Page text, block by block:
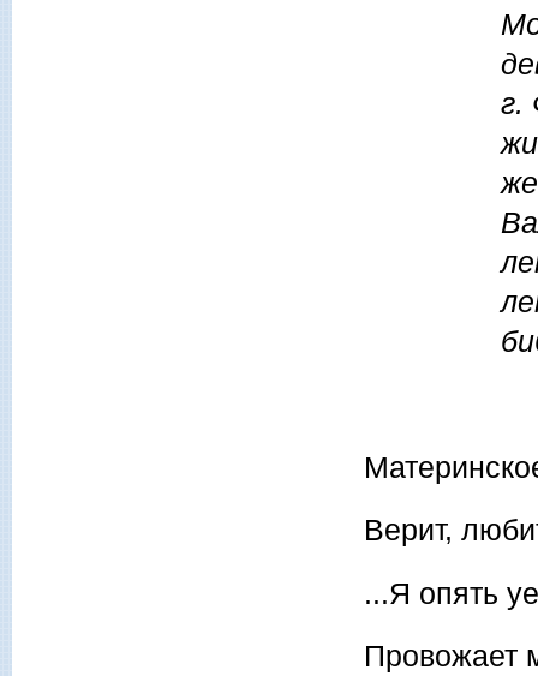
г.
Верит,
...Я опять
Провожает